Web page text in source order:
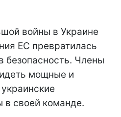
войны в Украине
ЕС превратилась
безопасность. Члены
мощные и
своей команде.